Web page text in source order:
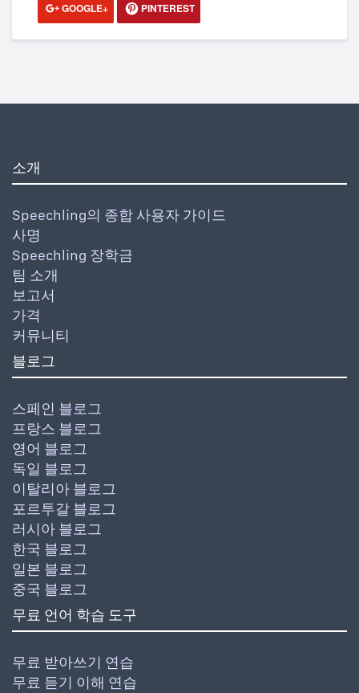
GOOGLE+
PINTEREST
소개
Speechling의 종합 사용자 가이드
사명
Speechling 장학금
팀 소개
보고서
가격
커뮤니티
블로그
스페인 블로그
프랑스 블로그
영어 블로그
독일 블로그
이탈리아 블로그
포르투갈 블로그
러시아 블로그
한국 블로그
일본 블로그
중국 블로그
무료 언어 학습 도구
무료 받아쓰기 연습
무료 듣기 이해 연습